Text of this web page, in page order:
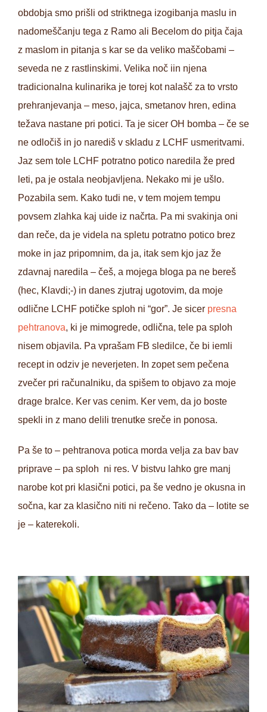
obdobja smo prišli od striktnega izogibanja maslu in
nadomeščanju tega z Ramo ali Becelom do pitja čaja
z maslom in pitanja s kar se da veliko maščobami –
seveda ne z rastlinskimi. Velika noč iin njena
tradicionalna kulinarika je torej kot nalašč za to vrsto
prehranjevanja – meso, jajca, smetanov hren, edina
težava nastane pri potici. Ta je sicer OH bomba – če se
ne odločiš in jo narediš v skladu z LCHF usmeritvami.
Jaz sem tole LCHF potratno potico naredila že pred
leti, pa je ostala neobjavljena. Nekako mi je ušlo.
Pozabila sem. Kako tudi ne, v tem mojem tempu
povsem zlahka kaj uide iz načrta. Pa mi svakinja oni
dan reče, da je videla na spletu potratno potico brez
moke in jaz pripomnim, da ja, itak sem kjo jaz že
zdavnaj naredila – češ, a mojega bloga pa ne bereš
(hec, Klavdi;-) in danes zjutraj ugotovim, da moje
odlične LCHF potičke sploh ni “gor”. Je sicer presna
pehtranova, ki je mimogrede, odlična, tele pa sploh
nisem objavila. Pa vprašam FB sledilce, če bi iemli
recept in odziv je neverjeten. In zopet sem pečena
zvečer pri računalniku, da spišem to objavo za moje
drage bralce. Ker vas cenim. Ker vem, da jo boste
spekli in z mano delili trenutke sreče in ponosa.
Pa še to – pehtranova potica morda velja za bav bav
priprave – pa sploh ni res. V bistvu lahko gre manj
narobe kot pri klasični potici, pa še vedno je okusna in
sočna, kar za klasično niti ni rečeno. Tako da – lotite se
je – katerekoli.